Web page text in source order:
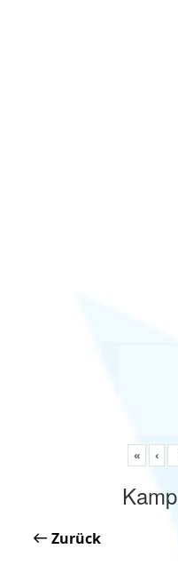
« ‹
Zurück